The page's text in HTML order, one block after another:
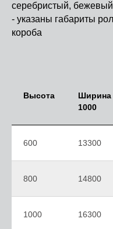
серебристый,
- указаны габариты
короба
Высота
Ширина
1000
600 13300
800 14800
1000 16300